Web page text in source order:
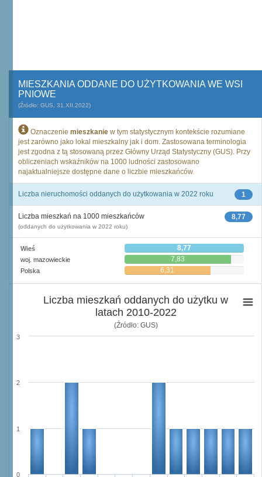
MIESZKANIA ODDANE DO UŻYTKOWANIA WE WSI
PNIOWE
(Źródło: GUS, 31.XII.2022)
Oznaczenie mieszkanie w tym statystycznym kontekście rozumiane
jest zarówno jako lokal mieszkalny jak i dom. Zastosowana terminologia
jest zgodna z tą stosowaną przez Główny Urząd Statystyczny (GUS). Przy
obliczeniach wskaźników na 1000 ludności zastosowano
najaktualniejsze dostępne dane o liczbie mieszkańców.
1
Liczba nieruchomości oddanych do użytkowania w 2022 roku
8,77
Liczba mieszkań na 1000 mieszkańców
(oddanych do użytkowania w 2022 roku)
Wieś 8,77
woj. mazowieckie 7,83
Polska 6,31
Liczba mieszkań oddanych do użytku w
latach 2010-2022
(Źródło: GUS)
0
1
2
3